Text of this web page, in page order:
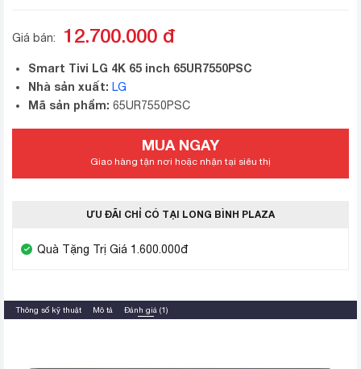
Giá bán: 12.700.000 đ
Smart Tivi LG 4K 65 inch 65UR7550PSC
Nhà sản xuất: LG
Mã sản phẩm: 65UR7550PSC
MUA NGAY
Giao hàng tận nơi hoặc nhận tại siêu thị
ƯU ĐÃI CHỈ CÓ TẠI LONG BÌNH PLAZA
Quà Tặng Trị Giá 1.600.000đ
Thông số kỹ thuật Mô tả Đánh giá (1)